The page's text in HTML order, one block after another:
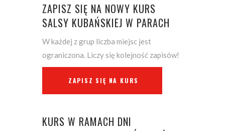
ZAPISZ SIĘ NA NOWY KURS
SALSY KUBAŃSKIEJ W PARACH
W każdej z grup liczba miejsc jest
ograniczona. Liczy się kolejność zapisów!
ZAPISZ SIĘ NA KURS
KURS W RAMACH DNI